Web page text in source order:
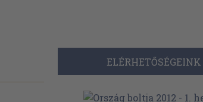
ELÉRHETŐSÉGEINK